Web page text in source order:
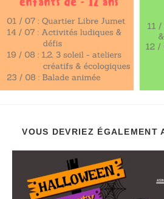
VOUS DEVRIEZ ÉGALEMENT